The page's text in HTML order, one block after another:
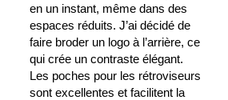
en un instant, même dans des
espaces réduits. J’ai décidé de
faire broder un logo à l’arrière, ce
qui crée un contraste élégant.
Les poches pour les rétroviseurs
sont excellentes et facilitent la